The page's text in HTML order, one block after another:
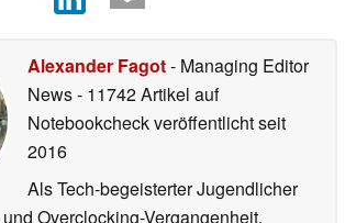
Alexander Fagot- Managing Editor
News- 11742 Artikel auf
Notebookcheck veröffentlichtseit
2016
Als Tech-begeisterter Jugendlicher
Overclocking-Vergangenheit,